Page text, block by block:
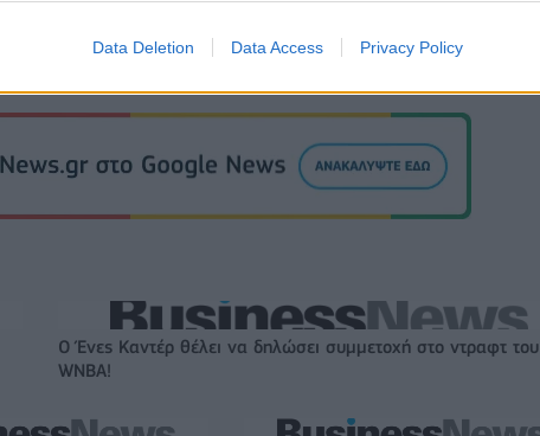
Data Deletion Data Access Privacy Policy
Ο Ένες Καντέρ θέλει να δηλώσει συμμετοχή στο ντραφτ του
WNBA!